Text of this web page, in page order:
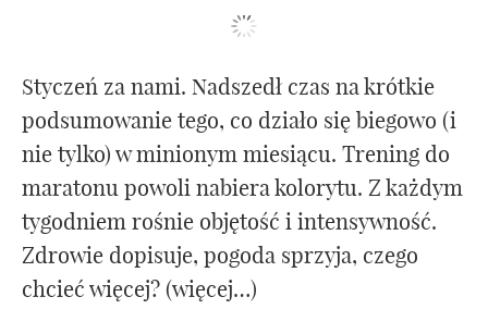
Styczeń za nami. Nadszedł czas na krótkie
podsumowanie tego, co działo się biegowo (i
nie tylko) w minionym miesiącu. Trening do
maratonu powoli nabiera kolorytu. Z każdym
tygodniem rośnie objętość i intensywność.
Zdrowie dopisuje, pogoda sprzyja, czego
chcieć więcej? (więcej…)